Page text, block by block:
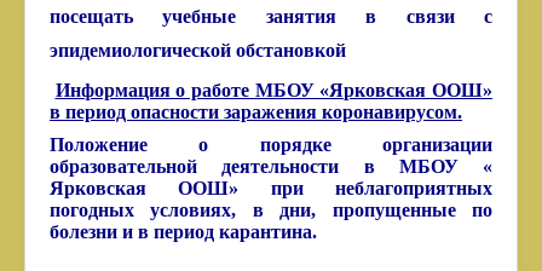
посещать учебные занятия в связи с
эпидемиологической обстановкой
Информация о работе МБОУ «Ярковская ООШ»
в период опасности заражения коронавирусом.
Положениео порядке организации
образовательной деятельности в МБОУ «
Ярковская ООШ» при неблагоприятных
погодных условиях, в дни, пропущенные по
болезни и в период карантина.